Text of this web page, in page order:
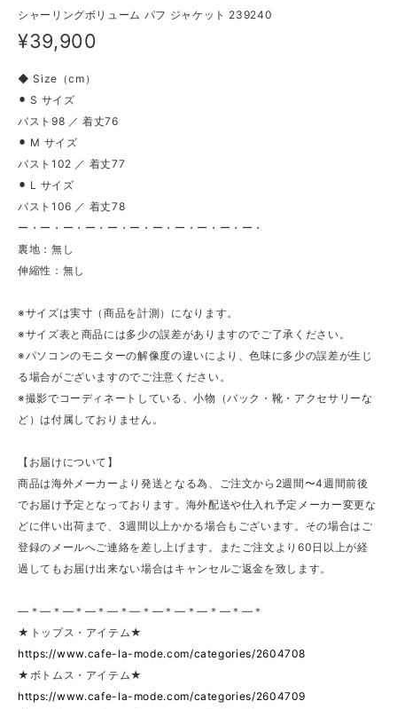
シャーリングボリューム パフ ジャケット 239240
¥39,900
◆ Size（cm）
⚫︎ S サイズ
バスト98 ／ 着丈76
⚫︎ M サイズ
バスト102 ／ 着丈77
⚫︎ L サイズ
バスト106 ／ 着丈78
ー・ー・ー・ー・ー・ー・ー・ー・ー・ー・ー・
裏地：無し
伸縮性：無し
※サイズは実寸（商品を計測）になります。
※サイズ表と商品には多少の誤差がありますのでご了承ください。
※パソコンのモニターの解像度の違いにより、色味に多少の誤差が生じ
る場合がございますのでご注意ください。
※撮影でコーディネートしている、小物（バック・靴・アクセサリーな
ど）は付属しておりません。
【お届けについて】
商品は海外メーカーより発送となる為、ご注文から2週間〜4週間前後
でお届け予定となっております。海外配送や仕入れ予定メーカー変更な
どに伴い出荷まで、3週間以上かかる場合もございます。その場合はご
登録のメールへご連絡を差し上げます。またご注文より60日以上が経
過してもお届け出来ない場合はキャンセルご返金を致します。
—＊—＊—＊—＊—＊—＊—＊—＊—＊—＊—＊
★トップス・アイテム★
https://www.cafe-la-mode.com/categories/2604708
★ボトムス・アイテム★
https://www.cafe-la-mode.com/categories/2604709